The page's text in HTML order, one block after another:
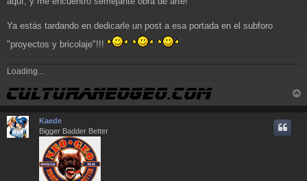
Ya estás tardando en dedicarle un post a esa portada en el subforo
"proyectos y bricolaje"!!!
Loading...
r
Kaede
Bigger Badder Better